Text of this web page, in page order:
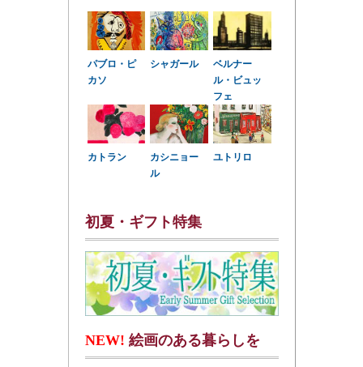
パブロ・ピ
カソ
シャガール
ベルナー
ル・ビュッ
フェ
カトラン
カシニョー
ル
ユトリロ
初夏・ギフト特集
NEW! 絵画のある暮らしを